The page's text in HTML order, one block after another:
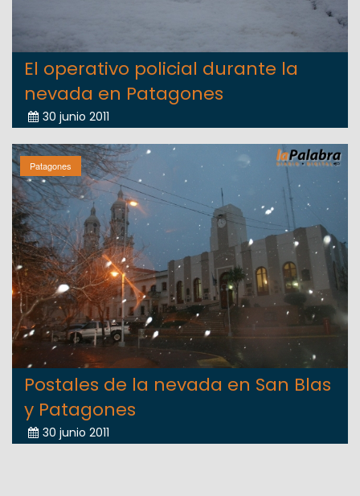
El operativo policial durante la
nevada en Patagones
30 junio 2011
Patagones
Postales de la nevada en San Blas
y Patagones
30 junio 2011